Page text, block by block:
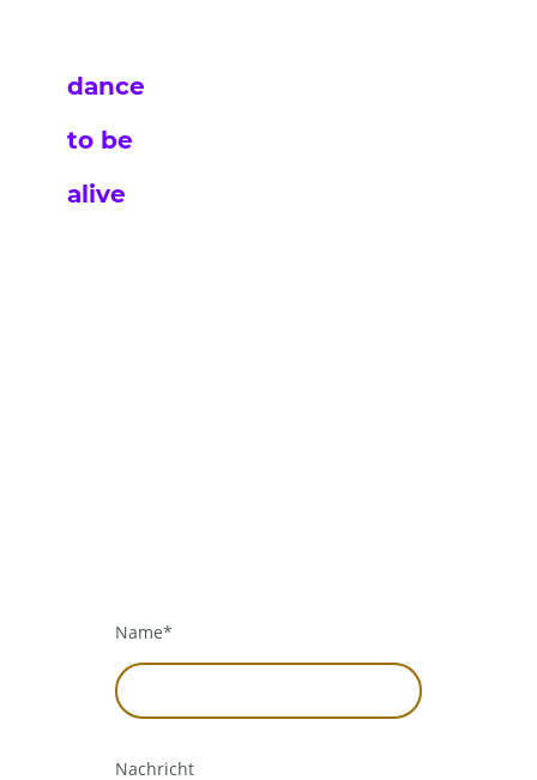
dance
to be
alive
Name*
Nachricht